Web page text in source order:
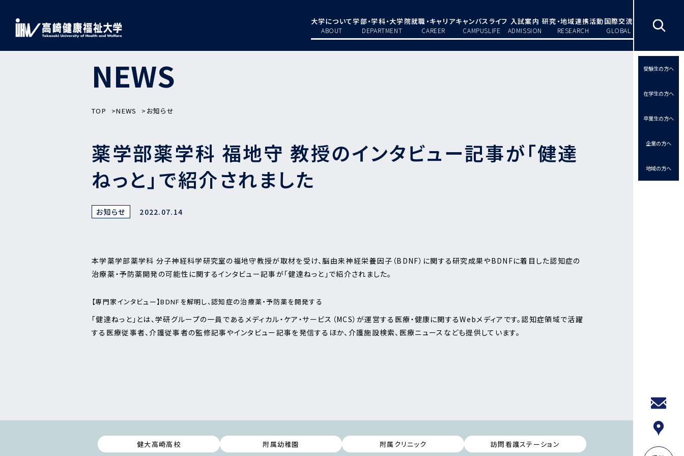
大学について
ABOUT
学部・学科・大学院
DEPARTMENT
就職・キャリア
CAREER
キャンパスライフ
CAMPUSLIFE
入試案内
ADMISSION
研究・地域連携活動
RESEARCH
国際交流
GLOBAL
受験生の方へ
在学生の方へ
卒業生の方へ
企業の方へ
地域の方へ
NEWS
TOP NEWS お知らせ
薬学部薬学科 福地守 教授のインタビュー記事が「健達
ねっと」で紹介されました
お知らせ 2022.07.14
本学薬学部薬学科 分子神経科学研究室の福地守教授が取材を受け、脳由来神経栄養因子（BDNF）に関する研究成果やBDNFに着目した認知症の
治療薬・予防薬開発の可能性に関するインタビュー記事が「健達ねっと」で紹介されました。
【専門家インタビュー】BDNFを解明し、認知症の治療薬・予防薬を開発する
「健達ねっと」とは、学研グループの一員であるメディカル・ケア・サービス（MCS）が運営する医療・健康に関するWebメディアです。認知症領域で活躍
する医療従事者、介護従事者の監修記事やインタビュー記事を発信するほか、介護施設検索、医療ニュースなども提供しています。
健大高崎高校 附属幼稚園 附属クリニック 訪問看護ステーション